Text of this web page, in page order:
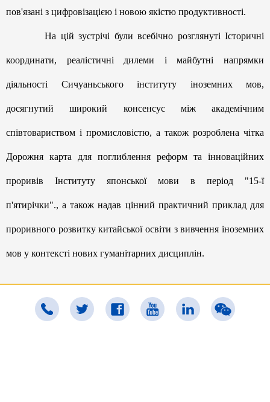
пов'язані з цифровізацією і новою якістю продуктивності.
На цій зустрічі були всебічно розглянуті Історичні
координати, реалістичні дилеми і майбутні напрямки
діяльності Сичуаньського інституту іноземних мов,
досягнутий широкий консенсус між академічним
співтовариством і промисловістю, а також розроблена чітка
Дорожня карта для поглиблення реформ та інноваційних
проривів Інституту японської мови в період "15-ї
п'ятирічки"., а також надав цінний практичний приклад для
проривного розвитку китайської освіти з вивчення іноземних
мов у контексті нових гуманітарних дисциплін.